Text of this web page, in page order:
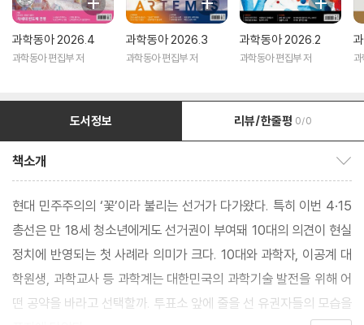
과학동아 2026.4
과학동아 편집부 저
과학동아 2026.3
과학동아 편집부 저
과학동아 2026.2
과학동아 편집부 저
도서정보 리뷰/한줄평 0/0
책소개
현대 민주주의의 ‘꽃’이라 불리는 선거가 다가왔다. 특히 이번 4·15
총선은 만 18세 청소년에게도 선거권이 부여돼 10대의 의견이 현실
정치에 반영되는 첫 사례라 의미가 크다. 10대와 과학자, 이공계 대
학원생, 과학교사 등 과학계는 대한민국의 과학기술 발전을 위해 어
떤 공약을 바라고 선택할까. 투표소 앞에 줄을 선 유권자들의 모습을